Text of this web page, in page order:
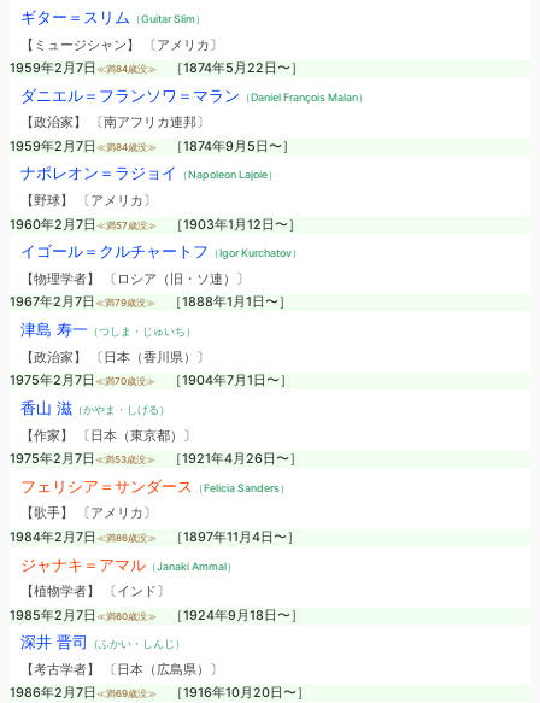
ギター＝スリム （Guitar Slim）
【ミュージシャン】 〔アメリカ〕
1959年2月7日 ≪満84歳没≫ ［1874年5月22日〜］
ダニエル＝フランソワ＝マラン （Daniel François Malan）
【政治家】 〔南アフリカ連邦〕
1959年2月7日 ≪満84歳没≫ ［1874年9月5日〜］
ナポレオン＝ラジョイ （Napoleon Lajoie）
【野球】 〔アメリカ〕
1960年2月7日 ≪満57歳没≫ ［1903年1月12日〜］
イゴール＝クルチャートフ （Igor Kurchatov）
【物理学者】 〔ロシア（旧・ソ連）〕
1967年2月7日 ≪満79歳没≫ ［1888年1月1日〜］
津島 寿一（つしま・じゅいち）
【政治家】 〔日本（香川県）〕
1975年2月7日 ≪満70歳没≫ ［1904年7月1日〜］
香山 滋（かやま・しげる）
【作家】 〔日本（東京都）〕
1975年2月7日 ≪満53歳没≫ ［1921年4月26日〜］
フェリシア＝サンダース （Felicia Sanders）
【歌手】 〔アメリカ〕
1984年2月7日 ≪満86歳没≫ ［1897年11月4日〜］
ジャナキ＝アマル（Janaki Ammal）
【植物学者】 〔インド〕
1985年2月7日 ≪満60歳没≫ ［1924年9月18日〜］
深井 晋司 （ふかい・しんじ）
【考古学者】 〔日本（広島県）〕
1986年2月7日 ≪満69歳没≫ ［1916年10月20日〜］